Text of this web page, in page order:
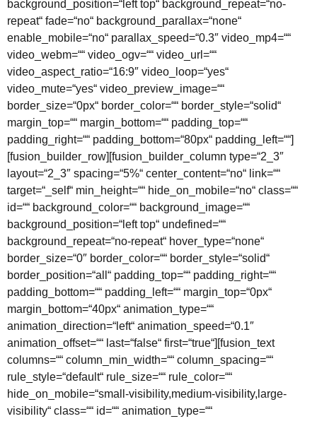
background_position=“left top“ background_repeat=“no-
repeat“ fade=“no“ background_parallax=“none“
enable_mobile=“no“ parallax_speed=“0.3″ video_mp4=““
video_webm=““ video_ogv=““ video_url=““
video_aspect_ratio=“16:9″ video_loop=“yes“
video_mute=“yes“ video_preview_image=““
border_size=“0px“ border_color=““ border_style=“solid“
margin_top=““ margin_bottom=““ padding_top=““
padding_right=““ padding_bottom=“80px“ padding_left=““]
[fusion_builder_row][fusion_builder_column type=“2_3″
layout=“2_3″ spacing=“5%“ center_content=“no“ link=““
target=“_self“ min_height=““ hide_on_mobile=“no“ class=““
id=““ background_color=““ background_image=““
background_position=“left top“ undefined=““
background_repeat=“no-repeat“ hover_type=“none“
border_size=“0″ border_color=““ border_style=“solid“
border_position=“all“ padding_top=““ padding_right=““
padding_bottom=““ padding_left=““ margin_top=“0px“
margin_bottom=“40px“ animation_type=““
animation_direction=“left“ animation_speed=“0.1″
animation_offset=““ last=“false“ first=“true“][fusion_text
columns=““ column_min_width=““ column_spacing=““
rule_style=“default“ rule_size=““ rule_color=““
hide_on_mobile=“small-visibility,medium-visibility,large-
visibility“ class=““ id=““ animation_type=““